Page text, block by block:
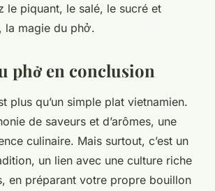
le piquant, le salé, le sucré et
la magie du phở.
phở en conclusion
plus qu’un simple plat vietnamien.
de saveurs et d’arômes, une
culinaire. Mais surtout, c’est un
un lien avec une culture riche
en préparant votre propre bouillon